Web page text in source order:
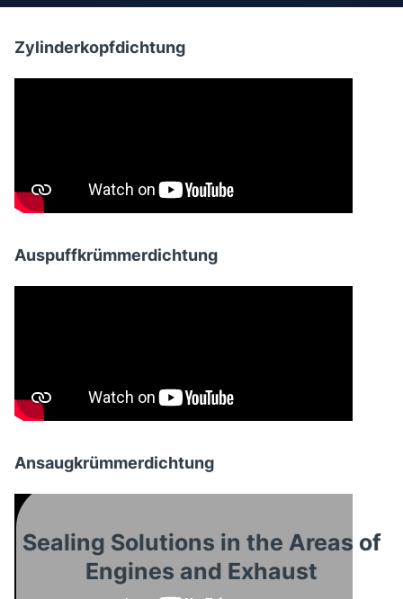
Zylinderkopfdichtung
Auspuffkrümmerdichtung
Ansaugkrümmerdichtung
Sealing Solutions in the Areas of
Engines and Exhaust